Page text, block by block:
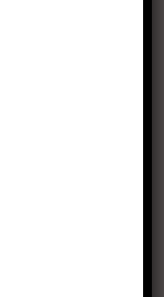
naar de
uw
werkzaam in